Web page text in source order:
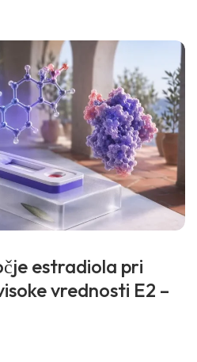
estradiola pri
vrednosti E2 –